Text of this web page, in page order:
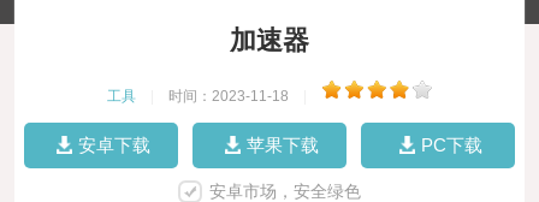
加速器
工具 时间：2023-11-18
安卓下载 苹果下载 PC下载
安卓市场，安全绿色